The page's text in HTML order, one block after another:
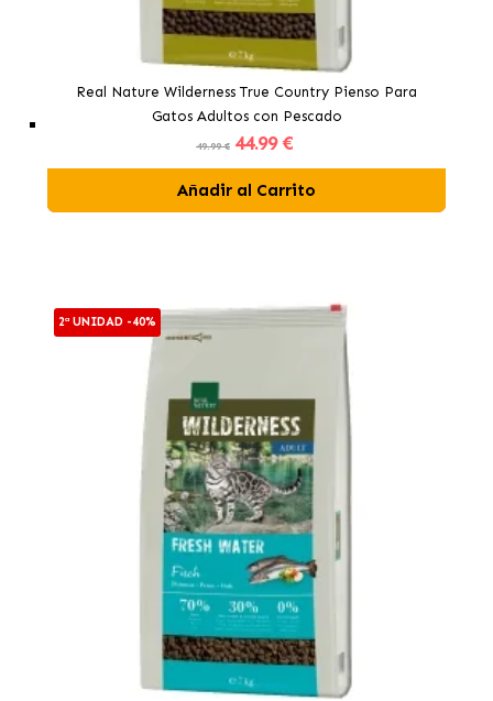
Real Nature Wilderness True Country Pienso Para
Gatos Adultos con Pescado
49.99 € 44.99 €
Añadir al Carrito
2ª UNIDAD -40%